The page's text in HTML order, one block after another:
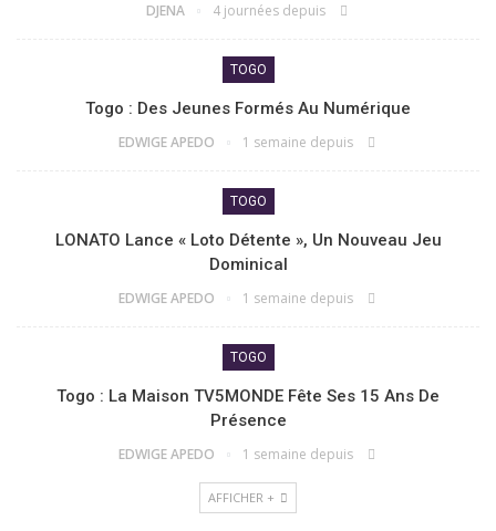
DJENA 4 journées depuis
TOGO
Togo : Des Jeunes Formés Au Numérique
EDWIGE APEDO 1 semaine depuis
TOGO
LONATO Lance « Loto Détente », Un Nouveau Jeu
Dominical
EDWIGE APEDO 1 semaine depuis
TOGO
Togo : La Maison TV5MONDE Fête Ses 15 Ans De
Présence
EDWIGE APEDO 1 semaine depuis
AFFICHER +